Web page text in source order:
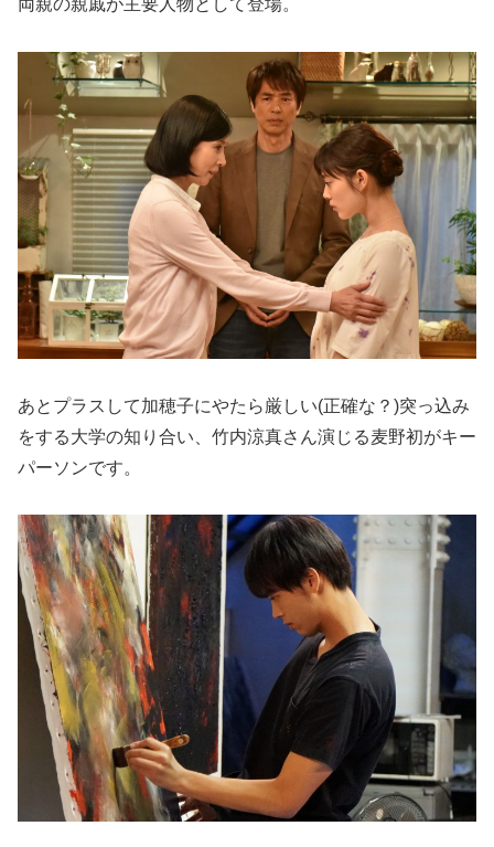
両親の親戚が主要人物として登場。
あとプラスして加穂子にやたら厳しい(正確な？)突っ込み
をする大学の知り合い、竹内涼真さん演じる麦野初がキー
パーソンです。